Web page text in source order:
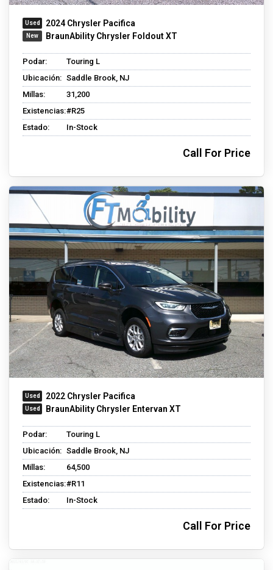
2024 Chrysler Pacifica
BraunAbility Chrysler Foldout XT
Podar:
Touring L
Ubicación: Saddle Brook, NJ
Millas:
31,200
Existencias:#R25
Estado:
In-Stock
Call For Price
2022 Chrysler Pacifica
BraunAbility Chrysler Entervan XT
Podar:
Touring L
Ubicación: Saddle Brook, NJ
Millas:
64,500
Existencias:#R11
Estado:
In-Stock
Call For Price